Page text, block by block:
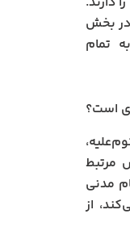
در بخش
تمام
است؟
مرتبط
مدنی
از